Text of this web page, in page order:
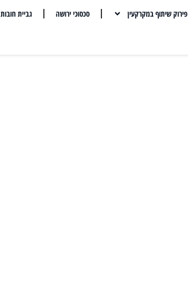
פירוק שיתוף במקרקעין סכסוכי ירושה גביית חובות